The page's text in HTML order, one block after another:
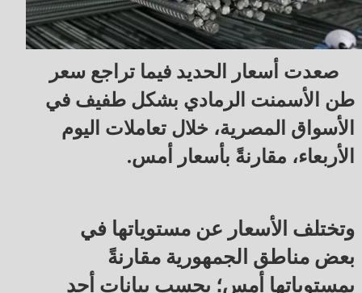
صعدت أسعار الحديد فيما تراجع سعر
طن الأسمنت الرمادي بشكل طفيف في
الأسواق المصرية، خلال تعاملات اليوم
الأربعاء، مقارنةً بأسعار أمس.
وتختلف الأسعار عن مستوياتها في
بعض مناطق الجمهورية مقارنةً
بمستوياتها أمس؛ بحسب بيانات أحد